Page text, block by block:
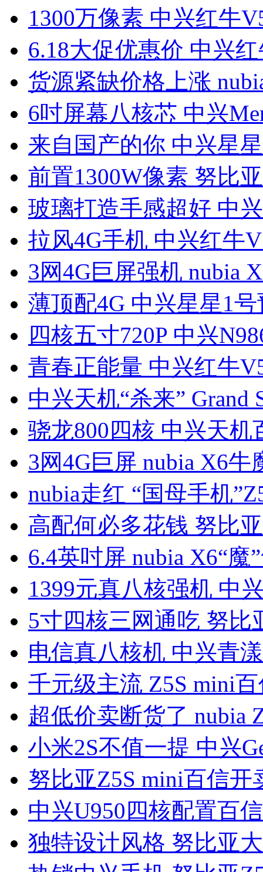
1300万像素 中兴红牛
6.18大促优惠价 中兴
货源紧缺价格上涨
6吋屏幕八核芯 中兴
来自国产的你 中兴星
前置1300W像素 努比
玻璃打造手感超好 中
拉风4G手机 中兴红牛
3网4G巨屏强机 nubia
薄顶配4G 中兴星星1
四核五寸720P 中兴
青春正能量 中兴红牛
中兴天机“杀来” Grand
骁龙800四核 中兴天机
3网4G巨屏 nubia X6牛
nubia走红 “国母手机
高配何必多花钱 努比
6.4英吋屏 nubia X6“魔
1399元真八核强机 中
5寸四核三网通吃 努比
电信真八核机 中兴青
千元级主流 Z5S mini
超低价卖断货了 nubia
小米2S不值一提 中兴
努比亚Z5S mini百信开
中兴U950四核配置百
独特设计风格 努比亚